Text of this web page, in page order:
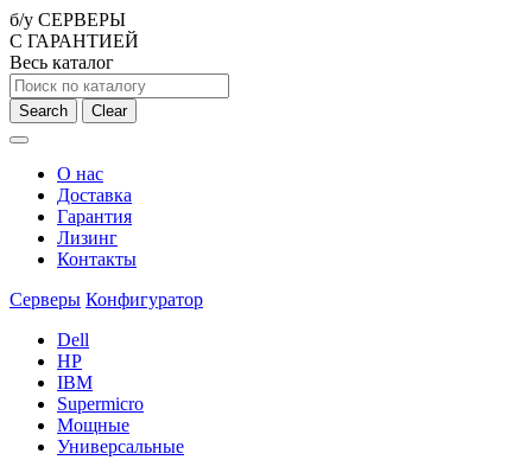
б/у СЕРВЕРЫ
С ГАРАНТИЕЙ
Весь каталог
Search Clear
О нас
Доставка
Гарантия
Лизинг
Контакты
Серверы Конфигуратор
Dell
HP
IBM
Supermicro
Мощные
Универсальные